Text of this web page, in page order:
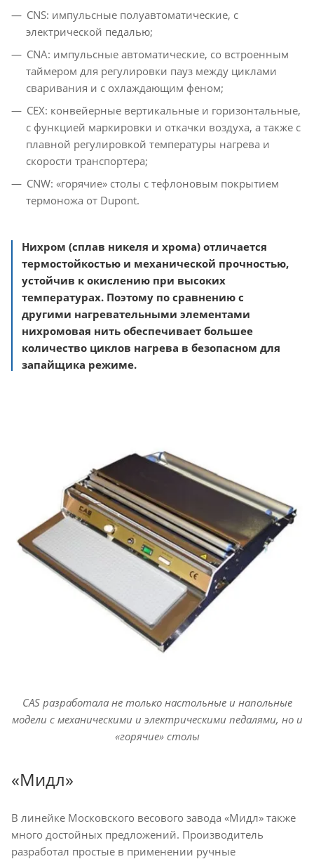
CNS: импульсные полуавтоматические, с
электрической педалью;
CNА: импульсные автоматические, со встроенным
таймером для регулировки пауз между циклами
сваривания и с охлаждающим феном;
CEX: конвейерные вертикальные и горизонтальные,
с функцией маркировки и откачки воздуха, а также с
плавной регулировкой температуры нагрева и
скорости транспортера;
CNW: «горячие» столы с тефлоновым покрытием
термоножа от Dupont.
Нихром (сплав никеля и хрома) отличается
термостойкостью и механической прочностью,
устойчив к окислению при высоких
температурах. Поэтому по сравнению с
другими нагревательными элементами
нихромовая нить обеспечивает большее
количество циклов нагрева в безопасном для
запайщика режиме.
CAS разработала не только настольные и напольные
модели с механическими и электрическими педалями, но и
«горячие» столы
«Мидл»
В линейке Московского весового завода «Мидл» также
много достойных предложений. Производитель
разработал простые в применении ручные